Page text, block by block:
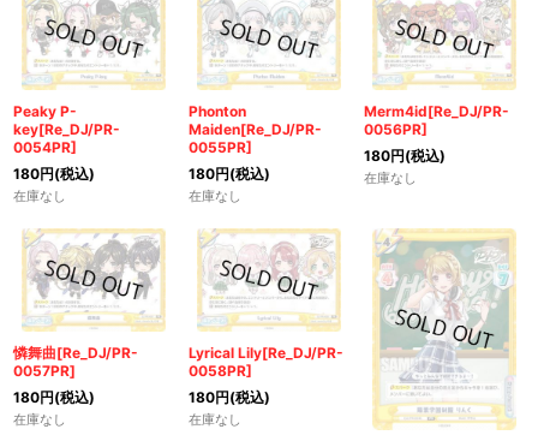
Peaky P-
key[Re_DJ/PR-
0054PR]
180円(税込)
在庫なし
Phonton
Maiden[Re_DJ/PR-
0055PR]
180円(税込)
在庫なし
Merm4id[Re_DJ/PR-
0056PR]
180円(税込)
在庫なし
憐舞曲[Re_DJ/PR-
0057PR]
180円(税込)
在庫なし
Lyrical Lily[Re_DJ/PR-
0058PR]
180円(税込)
在庫なし